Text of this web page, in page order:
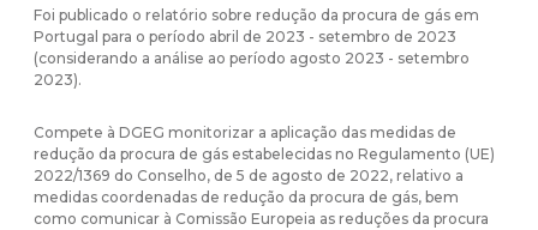
Foi publicado o relatório sobre redução da procura de gás em
Portugal para o período abril de 2023 - setembro de 2023
(considerando a análise ao período agosto 2023 - setembro
2023).
Compete à DGEG monitorizar a aplicação das medidas de
redução da procura de gás estabelecidas no Regulamento (UE)
2022/1369 do Conselho, de 5 de agosto de 2022, relativo a
medidas coordenadas de redução da procura de gás, bem
como comunicar à Comissão Europeia as reduções da procura